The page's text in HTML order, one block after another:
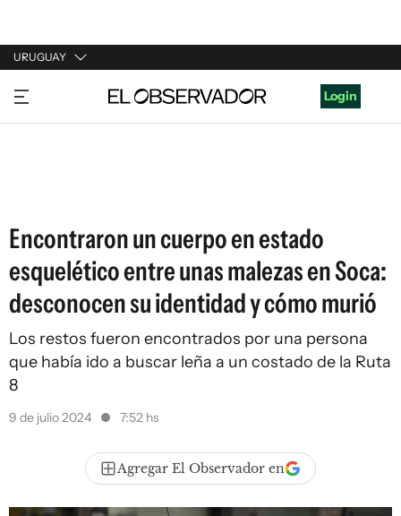
URUGUAY
URUGUAY
ARGENTINA
Login
Encontraron un cuerpo en estado
esquelético entre unas malezas en Soca:
desconocen su identidad y cómo murió
Los restos fueron encontrados por una persona
que había ido a buscar leña a un costado de la Ruta
8
9 de julio 2024 7:52 hs
Agregar El Observador en